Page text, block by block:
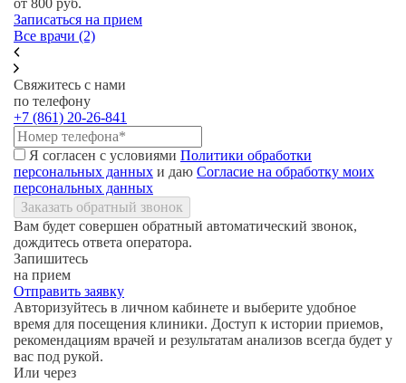
Записаться на прием
Все врачи (2)
Свяжитесь с нами
по телефону
+7 (861) 20-26-841
Я согласен с условиями Политики обработки
персональных данных и даю Согласие на обработку моих
персональных данных
Заказать обратный звонок
Вам будет совершен обратный автоматический звонок,
дождитесь ответа оператора.
Запишитесь
на прием
Отправить заявку
Авторизуйтесь в личном кабинете и выберите удобное
время для посещения клиники. Доступ к истории приемов,
рекомендациям врачей и результатам анализов всегда будет у
вас под рукой.
Или через